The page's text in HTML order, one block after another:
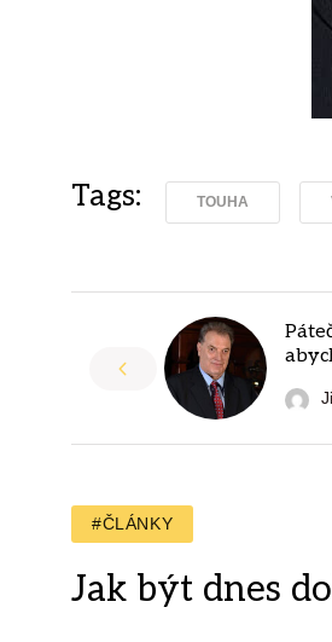
Tags: TOUHA
#ČLÁNKY
Jak být dnes